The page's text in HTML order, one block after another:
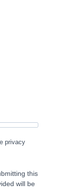
privacy
this
will be